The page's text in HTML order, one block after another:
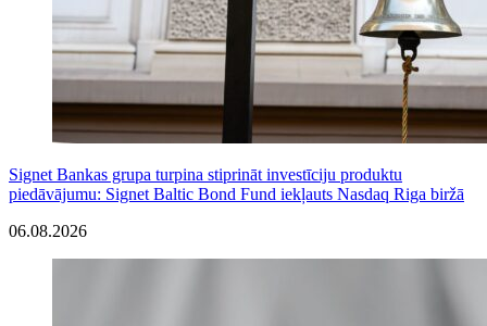
Signet Bankas grupa turpina stiprināt investīciju produktu
piedāvājumu: Signet Baltic Bond Fund iekļauts Nasdaq Riga biržā
06.08.2026